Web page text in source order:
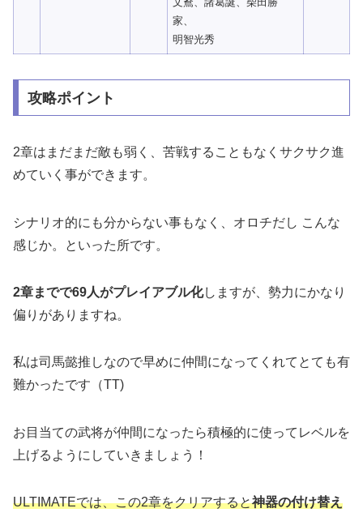
家、
明智光秀
攻略ポイント
2章はまだまだ敵も弱く、苦戦することもなくサクサク進
めていく事ができます。
シナリオ的にも分からない事もなく、オロチだし こんな
感じか。といった所です。
2章までで69人がプレイアブル化しますが、勢力にかなり
偏りがありますね。
私は司馬懿推しなので早めに仲間になってくれてとても有
難かったです（TT)
お目当ての武将が仲間になったら積極的に使ってレベルを
上げるようにしていきましょう！
ULTIMATEでは、この2章をクリアすると神器の付け替え